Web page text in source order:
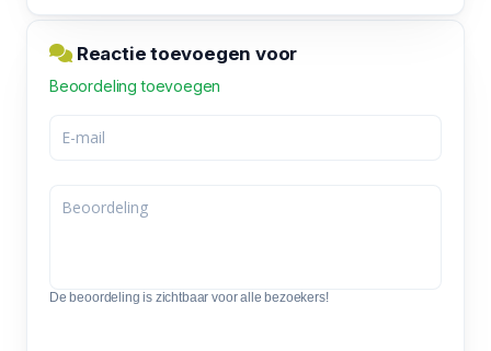
Reactie toevoegen voor
Beoordeling toevoegen
De beoordeling is zichtbaar voor alle bezoekers!